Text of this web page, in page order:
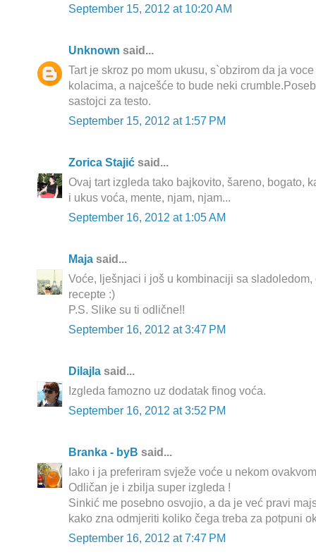
September 15, 2012 at 10:20 AM
Unknown said...
Tart je skroz po mom ukusu, s`obzirom da ja
kolacima, a najcešće to bude neki
sastojci za testo.
September 15, 2012 at 1:57 PM
Zorica Stajić said...
Ovaj tart izgleda tako bajkovito, šareno, bogato,
i ukus voća, mente, njam, njam...
September 16, 2012 at 1:05 AM
Maja said...
Voće, lješnjaci i još u kombinaciji sa
recepte :)
P.S. Slike su ti odlične!!
September 16, 2012 at 3:47 PM
Dilajla said...
Izgleda famozno uz dodatak finog voća.
September 16, 2012 at 3:52 PM
Branka - byB said...
Iako i ja preferiram svježe voće u nekom
Odličan je i zbilja super izgleda !
Sinkić me posebno osvojio, a da je već pravi
kako zna odmjeriti koliko čega treba za potpuni
September 16, 2012 at 7:47 PM